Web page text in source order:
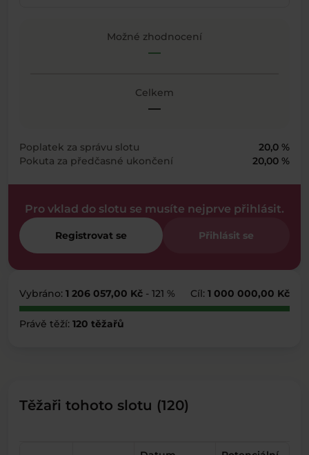
Možné zhodnocení
—
Celkem
—
Poplatek za správu slotu
20,0 %
Pokuta za předčasné ukončení
20,00 %
Pro vklad do slotu se musíte nejprve přihlásit.
Registrovat se Přihlásit se
Vybráno: 1 206 057,00 Kč - 121 % Cíl: 1 000 000,00 Kč
Právě těží: 120 těžařů
Těžaři tohoto slotu (120)